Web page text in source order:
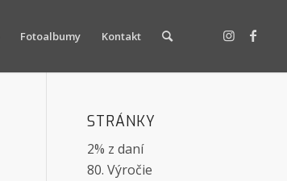
Fotoalbumy Kontakt
STRÁNKY
2% z daní
80. Výročie